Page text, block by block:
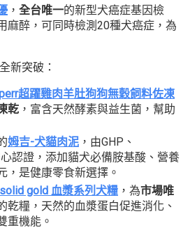
， 全台唯一的新型犬癌症基因檢
麻醉，可同時檢測20種犬癌症，為
新突破：
超躍雞肉羊肚狗狗無穀飼料佐凍
乾 ，富含天然酵素與益生菌，幫助
姆吉-犬貓肉泥 ，由GHP、
心認證，添加貓犬必備胺基酸、營養
，是健康零食新選擇。
gold 血漿系列犬糧 ，為市場唯
乾糧，天然的血漿蛋白促進消化、
重機能。